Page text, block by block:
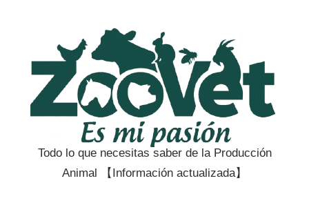
contenido
Zootecnia
Todo lo que necesitas saber de la Producción
Animal 【Información actualizada】